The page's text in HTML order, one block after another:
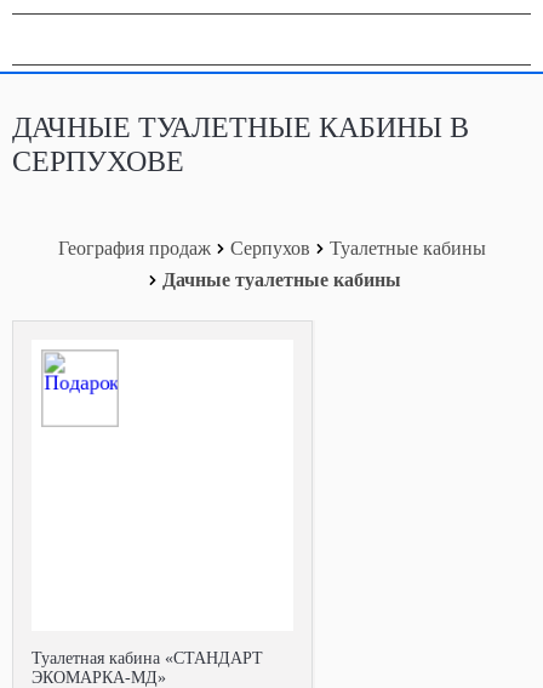
ДАЧНЫЕ ТУАЛЕТНЫЕ КАБИНЫ В
СЕРПУХОВЕ
География продаж Серпухов
Туалетные кабины
Дачные туалетные кабины
Туалетная кабина «СТАНДАРТ
ЭКОМАРКА-МД»